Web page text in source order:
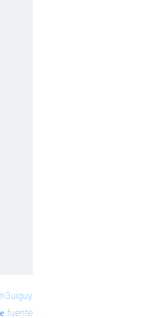
fuente